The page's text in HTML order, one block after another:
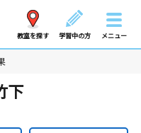
教室を探す 学習中の方 メニュー
下